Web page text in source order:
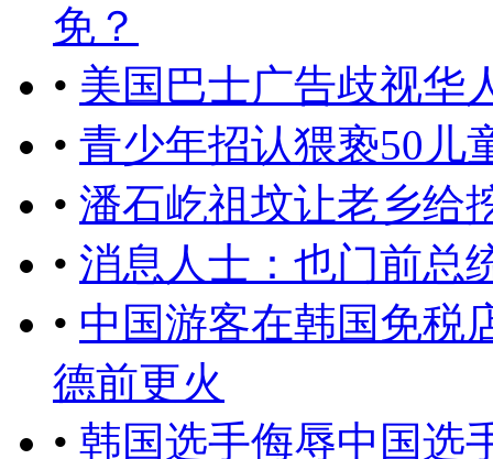
免？
• 美国巴士广告歧视华
• 青少年招认猥亵50儿
• 潘石屹祖坟让老乡给
• 消息人士：也门前总
• 中国游客在韩国免税
德前更火
• 韩国选手侮辱中国选